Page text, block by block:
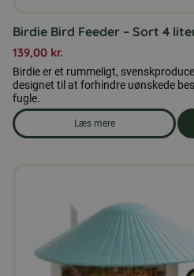
Birdie Bird Feeder – Sort 4
139,00 kr.
Birdie er et rummeligt,
designet til at forhindre uønskede
fugle.
Læs mere
om produkten Birdie